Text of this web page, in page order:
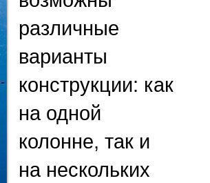
различные
варианты
конструкции: как
на одной
колонне, так и
на нескольких